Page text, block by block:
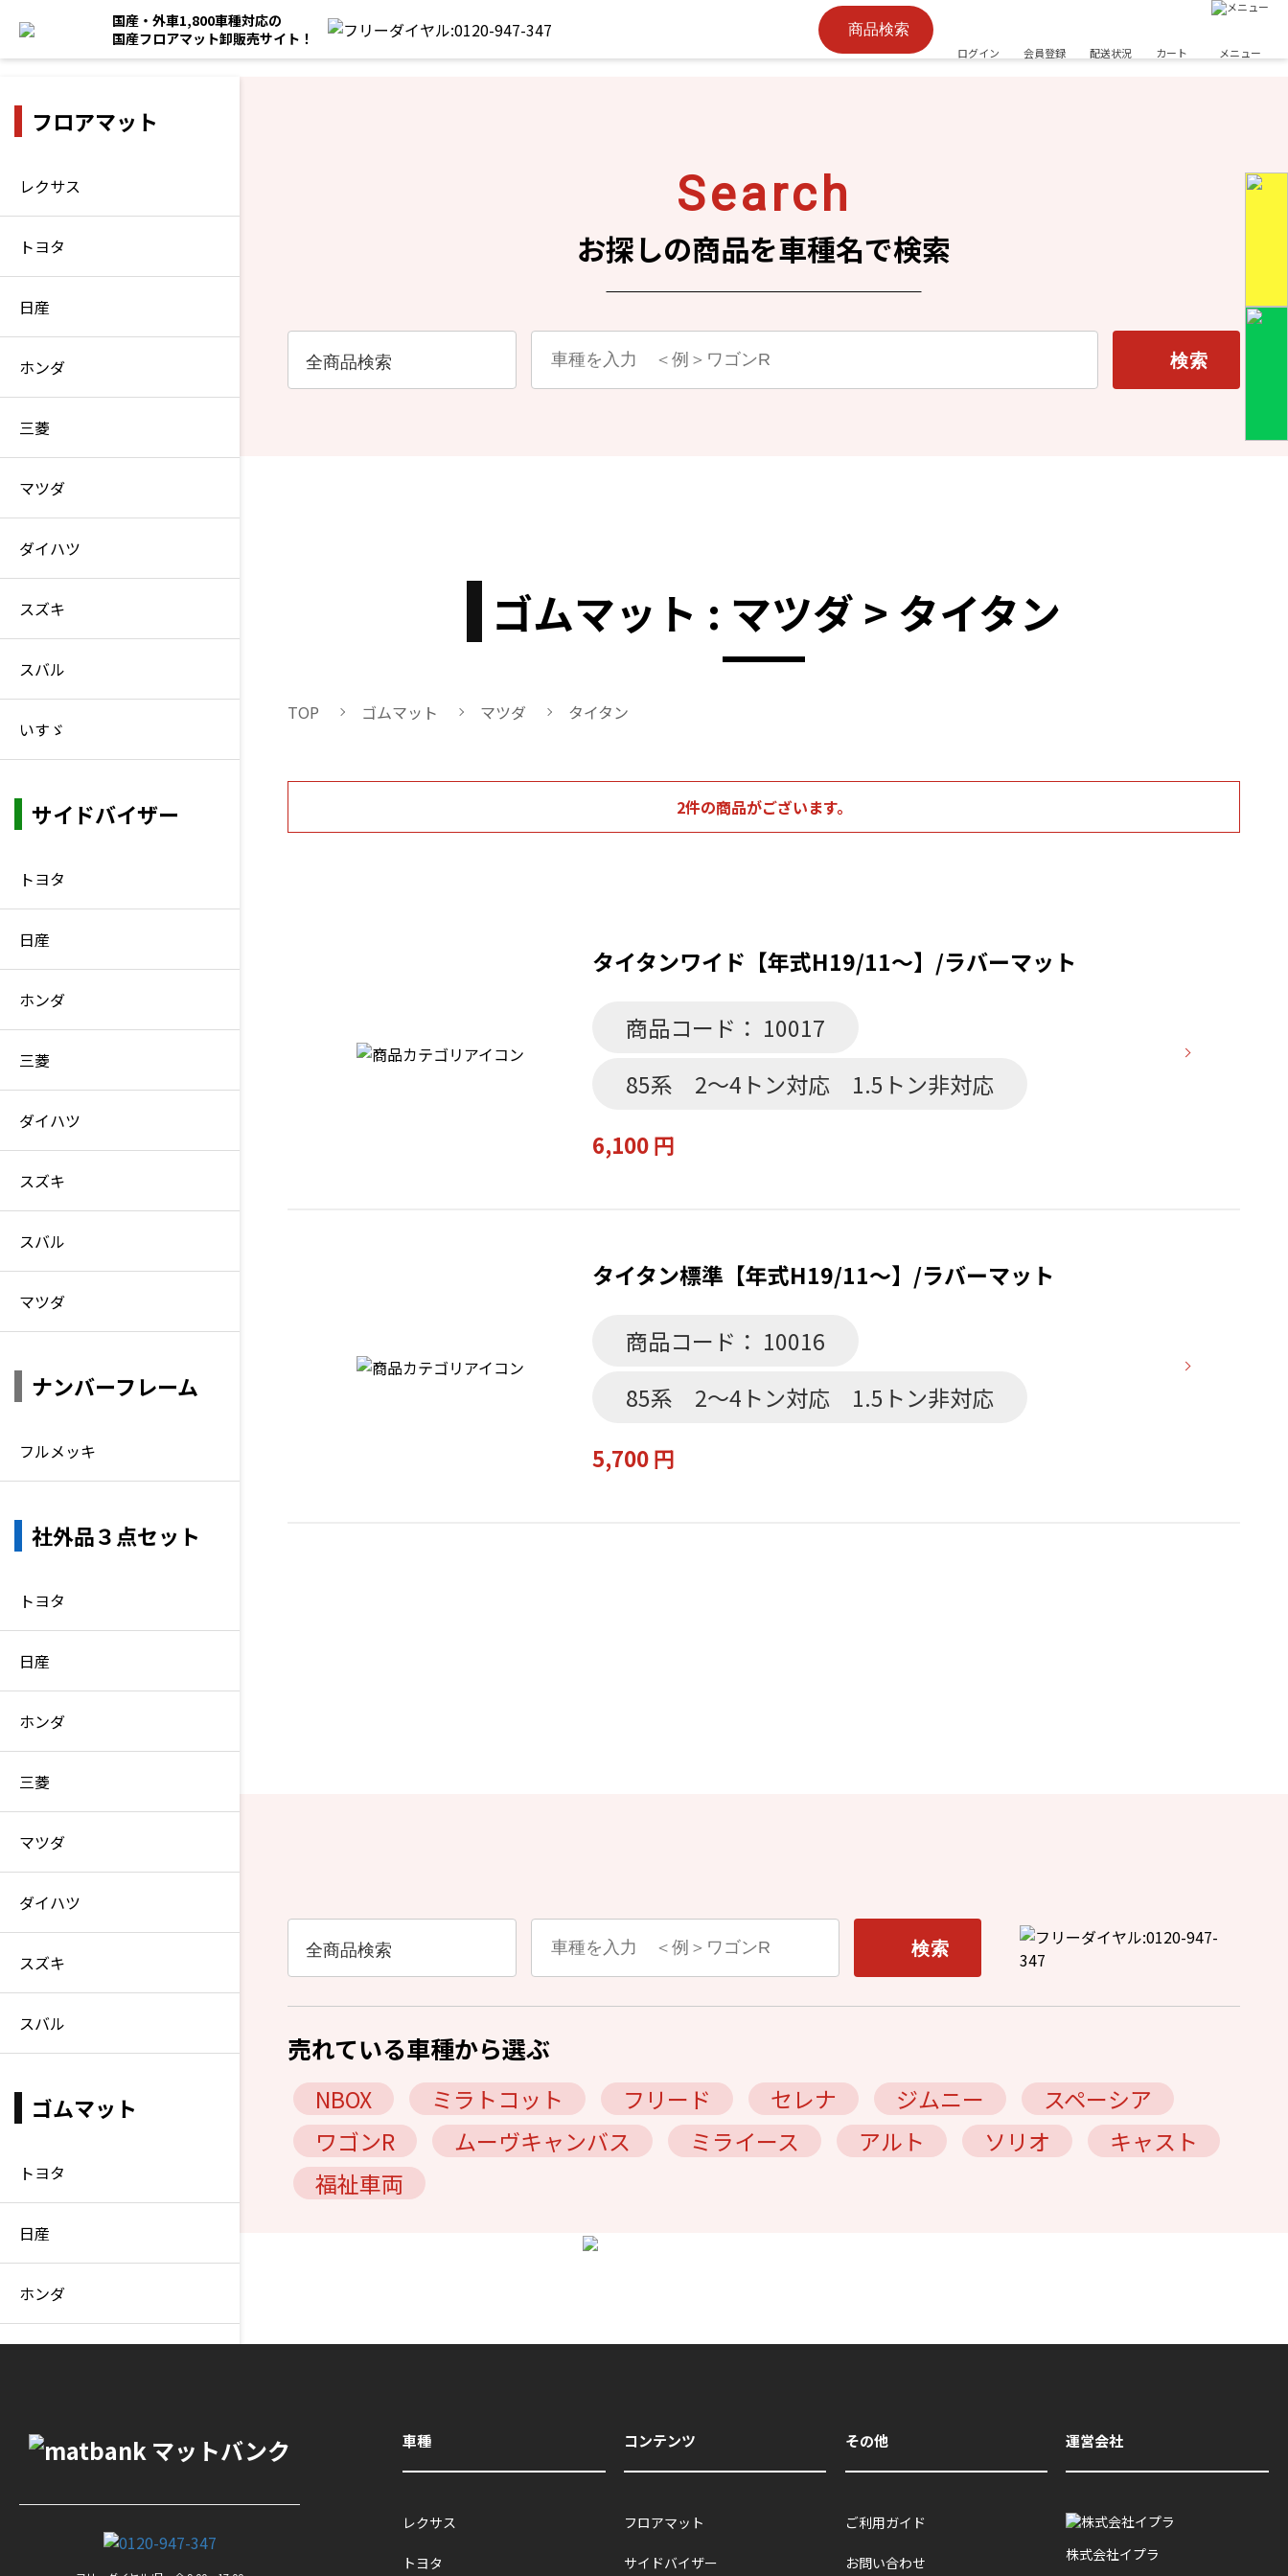
国産・外車1,800車種対応の
国産フロアマット卸販売サイト！
商品検索
ログイン 会員登録 配送状況 カート メニュー
フロアマット
レクサス
トヨタ
日産
ホンダ
三菱
マツダ
ダイハツ
スズキ
スバル
いすゞ
サイドバイザー
トヨタ
日産
ホンダ
三菱
ダイハツ
スズキ
スバル
マツダ
ナンバーフレーム
フルメッキ
社外品３点セット
トヨタ
日産
ホンダ
三菱
マツダ
ダイハツ
スズキ
スバル
ゴムマット
トヨタ
日産
ホンダ
Search
お探しの商品を車種名で検索
ゴムマット : マツダ > タイタン
TOP ゴムマット マツダ タイタン
2件の商品がございます。
タイタンワイド【年式H19/11～】/ラバーマット
商品コード： 10017
85系 2～4トン対応 1.5トン非対応
6,100 円
タイタン標準【年式H19/11～】/ラバーマット
商品コード： 10016
85系 2～4トン対応 1.5トン非対応
5,700 円
売れている車種から選ぶ
NBOX ミラトコット フリード セレナ ジムニー
スペーシア
ワゴンR
ムーヴキャンバス ミライース アルト ソリオ
キャスト
福祉車両
車種
レクサス
トヨタ
コンテンツ
フロアマット
サイドバイザー
その他
ご利用ガイド
お問い合わせ
運営会社
株式会社イプラ